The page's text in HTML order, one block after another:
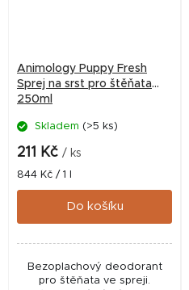
Animology Puppy Fresh
Sprej na srst pro štěňata
250ml
Skladem (>5 ks)
211 Kč / ks
Měrná
cena:
844 Kč / 1 l
Do košíku
Bezoplachový deodorant
pro štěňata ve spreji.